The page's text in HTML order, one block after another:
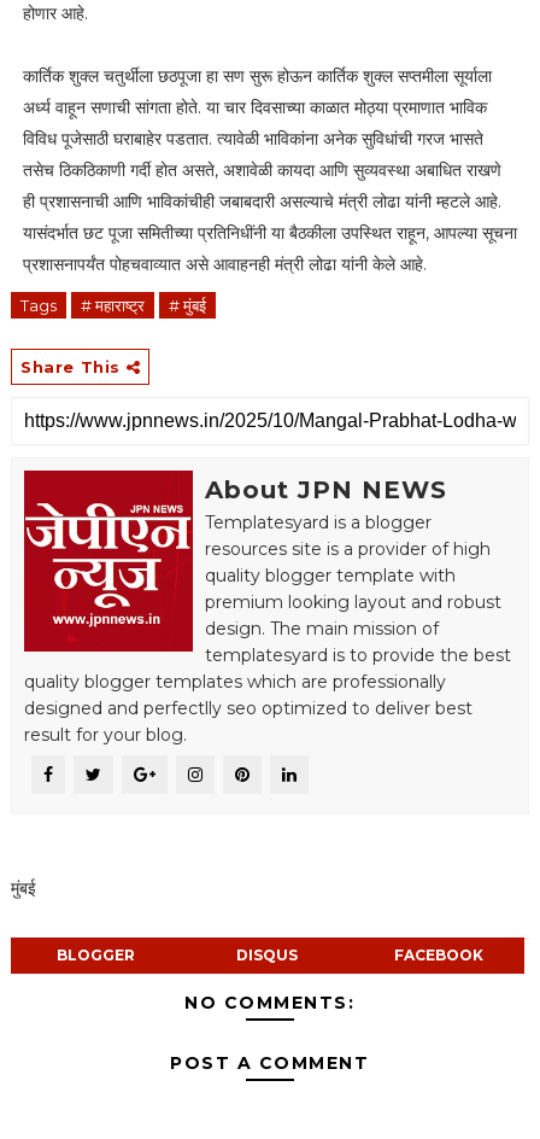
होणार आहे.
कार्तिक शुक्ल चतुर्थीला छठपूजा हा सण सुरू होऊन कार्तिक शुक्ल सप्तमीला सूर्याला
अर्ध्य वाहून सणाची सांगता होते. या चार दिवसाच्या काळात मोठ्या प्रमाणात भाविक
विविध पूजेसाठी घराबाहेर पडतात. त्यावेळी भाविकांना अनेक सुविधांची गरज भासते
तसेच ठिकठिकाणी गर्दी होत असते, अशावेळी कायदा आणि सुव्यवस्था अबाधित राखणे
ही प्रशासनाची आणि भाविकांचीही जबाबदारी असल्याचे मंत्री लोढा यांनी म्हटले आहे.
यासंदर्भात छट पूजा समितीच्या प्रतिनिधींनी या बैठकीला उपस्थित राहून, आपल्या सूचना
प्रशासनापर्यंत पोहचवाव्यात असे आवाहनही मंत्री लोढा यांनी केले आहे.
Tags # महाराष्ट्र # मुंबई
Share This
About JPN NEWS
Templatesyard is a blogger
resources site is a provider of high
quality blogger template with
premium looking layout and robust
design. The main mission of
templatesyard is to provide the best
quality blogger templates which are professionally
designed and perfectlly seo optimized to deliver best
result for your blog.
मुंबई
BLOGGER DISQUS FACEBOOK
NO COMMENTS:
POST A COMMENT